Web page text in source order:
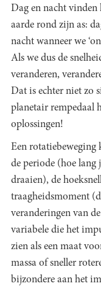
Dag en nacht
aarde rond zijn as:
nacht wanneer we
Als we dus de
veranderen,
Dat is echter niet zo
planetair rempedaal
oplossingen!
Een rotatiebeweging
de periode (hoe lang
draaien), de
traagheidsmoment
veranderingen van
variabele die het
zien als een maat
massa of sneller
bijzondere aan het